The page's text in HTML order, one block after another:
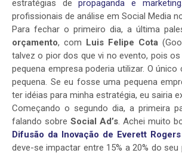
estratégias depropaganda e marketing
profissionais de análise em Social Media
Para fechar o primeiro dia, a última
orçamento, com Luis Felipe Cota
talvez o pior dos que vi no evento, pois
pequena empresa poderia utilizar. O
pequena. Se eu fosse uma pequena
ter idéias para minha estratégia, eu sairia
Começando o segundo dia, a primeira
falando sobre Social Ad’s. Achei muito
Difusão da Inovação de Everett Rogers
deve-se impactar entre 15% a 20% do